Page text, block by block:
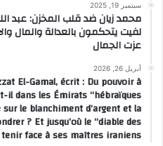
سبتمبر 19, 2025
محمد زيان ضد قلب المخزن: عبد
لفيت يتحكمون بالعدالة والمال
عزت الجمال
أبريل 26, 2026
El-Gamal, écrit : Du pouvoir à
il dans les Émirats “hébraïques
le blanchiment d’argent et la
? Et jusqu’où le “diable des
face à ses maîtres iraniens ?